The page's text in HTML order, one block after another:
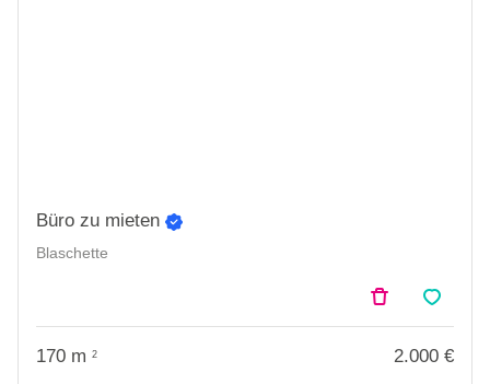
Büro zu mieten
Blaschette
170 m 2 2.000 €